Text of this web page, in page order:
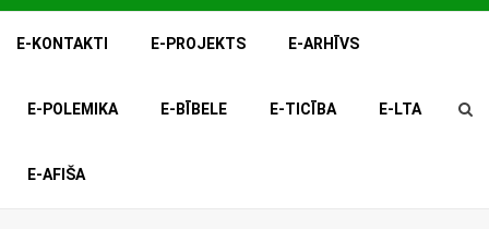
E-KONTAKTI E-PROJEKTS E-ARHĪVS
E-POLEMIKA E-BĪBELE E-TICĪBA E-LTA
E-AFIŠA